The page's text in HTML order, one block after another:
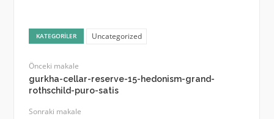
KATEGORILER Uncategorized
Önceki makale
gurkha-cellar-reserve-15-hedonism-grand-
rothschild-puro-satis
Sonraki makale